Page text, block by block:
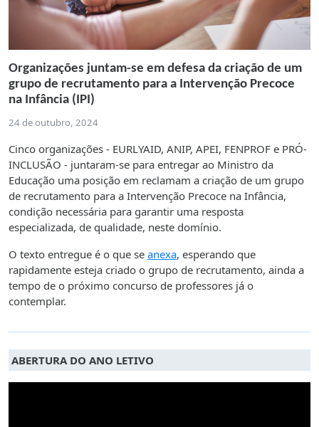
Organizações juntam-se em defesa da criação de um
grupo de recrutamento para a Intervenção Precoce
na Infância (IPI)
24 de outubro, 2024
Cinco organizações - EURLYAID, ANIP, APEI, FENPROF e PRÓ-
INCLUSÃO - juntaram-se para entregar ao Ministro da
Educação uma posição em reclamam a criação de um grupo
de recrutamento para a Intervenção Precoce na Infância,
condição necessária para garantir uma resposta
especializada, de qualidade, neste domínio.
O texto entregue é o que se anexa, esperando que
rapidamente esteja criado o grupo de recrutamento, ainda a
tempo de o próximo concurso de professores já o
contemplar.
ABERTURA DO ANO LETIVO